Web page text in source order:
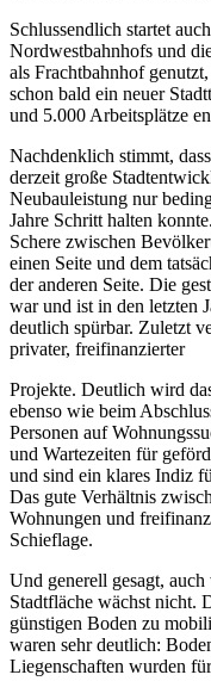
Schlussendlich startet
Nordwestbahnhofs und
als Frachtbahnhof
schon bald ein neuer
und 5.000 Arbeitsplätze
Nachdenklich stimmt,
derzeit große
Neubauleistung nur
Jahre Schritt halten
Schere zwischen
einen Seite und dem
der anderen Seite. Die
war und ist in den letzten
deutlich spürbar. Zuletzt
privater, freifinanzierter
Projekte. Deutlich wird
ebenso wie beim
Personen auf
und Wartezeiten für
und sind ein klares Indiz
Das gute Verhältnis
Wohnungen und
Schieflage.
Und generell gesagt,
Stadtfläche wächst nicht.
günstigen Boden zu
waren sehr deutlich:
Liegenschaften wurden